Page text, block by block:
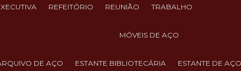
EXECUTIVA REFEITÓRIO REUNIÃO TRABALHO
MÓVEIS DE AÇO
ARQUIVO DE AÇO ESTANTE BIBLIOTECÁRIA ESTANTE DE AÇO